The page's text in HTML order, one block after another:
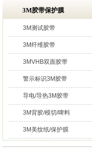
3M胶带保护膜
3M测试胶带
3M纤维胶带
3MVHB双面胶带
警示标识3M胶带
导电/导热3M胶带
3M背胶/模切/啤料
3M美纹纸/保护膜